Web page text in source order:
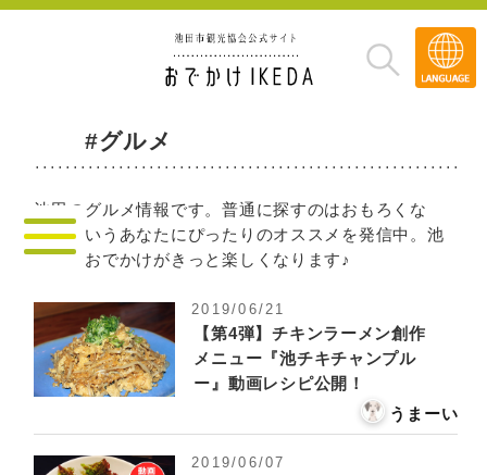
#グルメ
池田のグルメ情報です。普通に探すのはおもろくな
い！というあなたにぴったりのオススメを発信中。池
田へのおでかけがきっと楽しくなります♪
2019/06/21
【第4弾】チキンラーメン創作
メニュー『池チキチャンプル
ー』動画レシピ公開！
うまーい
2019/06/07
»